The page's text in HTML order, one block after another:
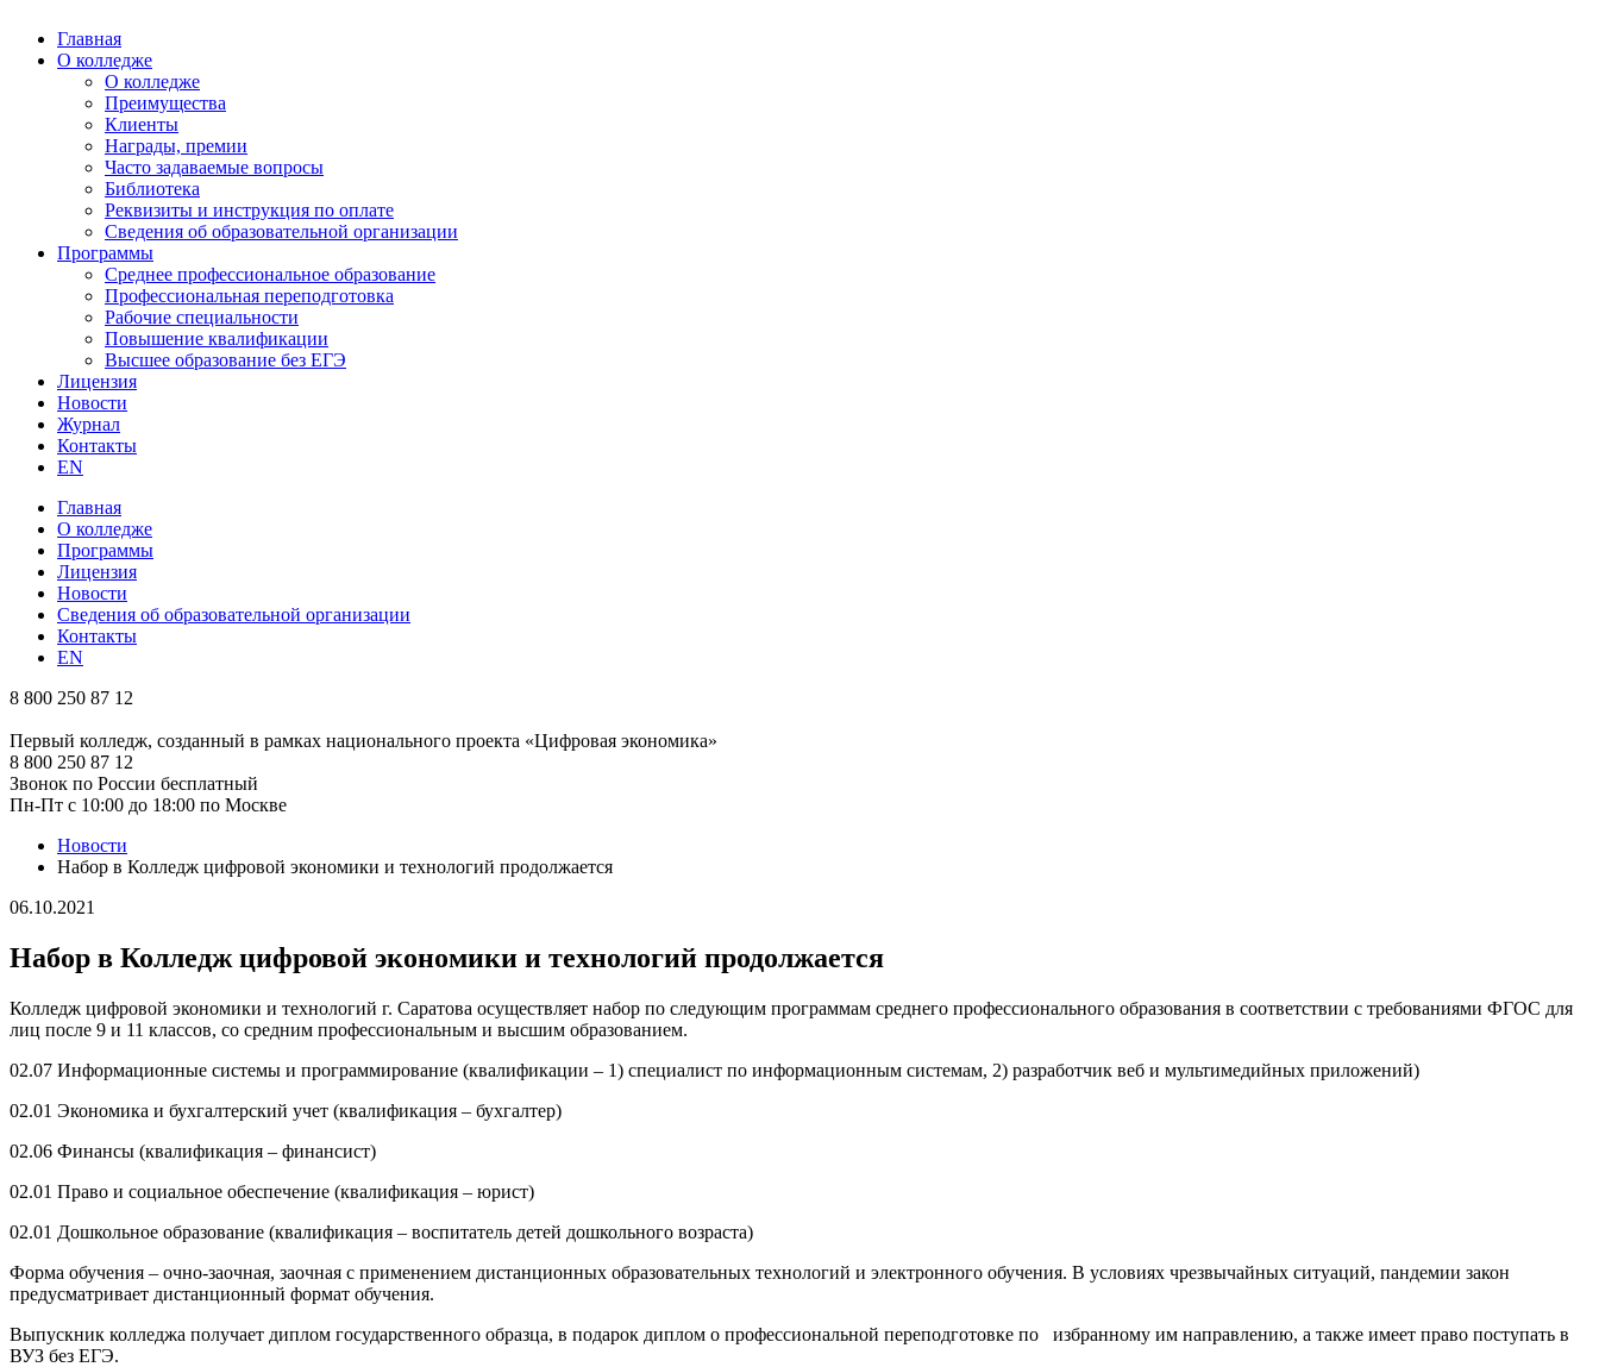
Главная
О колледже
О колледже
Преимущества
Клиенты
Награды, премии
Часто задаваемые вопросы
Библиотека
Реквизиты и инструкция по оплате
Сведения об образовательной организации
Программы
Среднее профессиональное образование
Профессиональная переподготовка
Рабочие специальности
Повышение квалификации
Высшее образование без ЕГЭ
Лицензия
Новости
Журнал
Контакты
EN
Главная
О колледже
Программы
Лицензия
Новости
Сведения об образовательной организации
Контакты
EN
8 800 250 87 12
Первый колледж, созданный в рамках национального проекта «Цифровая экономика»
8 800 250 87 12
Звонок по России бесплатный
Пн-Пт с 10:00 до 18:00 по Москве
Новости
Набор в Колледж цифровой экономики и технологий продолжается
06.10.2021
Набор в Колледж цифровой экономики и технологий продолжается
Колледж цифровой экономики и технологий г. Саратова осуществляет набор по следующим программам среднего профессионального образования в соответствии с требованиями ФГОС для
лиц после 9 и 11 классов, со средним профессиональным и высшим образованием.
02.07 Информационные системы и программирование (квалификации – 1) специалист по информационным системам, 2) разработчик веб и мультимедийных приложений)
02.01 Экономика и бухгалтерский учет (квалификация – бухгалтер)
02.06 Финансы (квалификация – финансист)
02.01 Право и социальное обеспечение (квалификация – юрист)
02.01 Дошкольное образование (квалификация – воспитатель детей дошкольного возраста)
Форма обучения – очно-заочная, заочная с применением дистанционных образовательных технологий и электронного обучения. В условиях чрезвычайных ситуаций, пандемии закон
предусматривает дистанционный формат обучения.
Выпускник колледжа получает диплом государственного образца, в подарок диплом о профессиональной переподготовке по избранному им направлению, а также имеет право поступать в
ВУЗ без ЕГЭ.